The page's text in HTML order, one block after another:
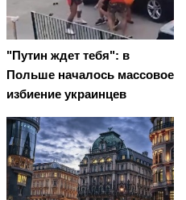
"Путин ждет тебя": в
Польше началось массовое
избиение украинцев